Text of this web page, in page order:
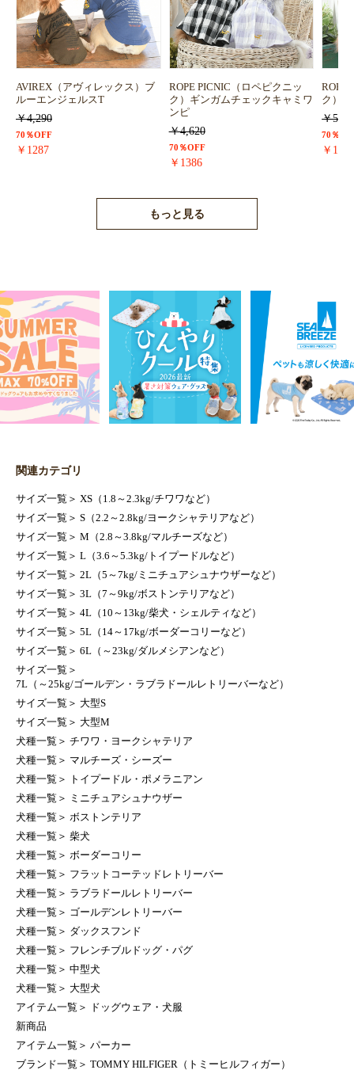
お買い物を続ける カートへ進む
AVIREX（アヴィレックス）ブ
ルーエンジェルスT
￥4,290
70％OFF
￥1287
ROPE PICNIC（ロペピクニッ
ク）ギンガムチェックキャミワ
ンピ
￥4,620
70％OFF
￥1386
ROPE
ク）
￥
70％
￥
もっと見る
関連カテゴリ
サイズ一覧 ＞ XS（1.8～2.3kg/チワワなど）
サイズ一覧 ＞ S（2.2～2.8kg/ヨークシャテリアなど）
サイズ一覧 ＞ M（2.8～3.8kg/マルチーズなど）
サイズ一覧 ＞ L（3.6～5.3kg/トイプードルなど）
サイズ一覧 ＞ 2L（5～7kg/ミニチュアシュナウザーなど）
サイズ一覧 ＞ 3L（7～9kg/ボストンテリアなど）
サイズ一覧 ＞ 4L（10～13kg/柴犬・シェルティなど）
サイズ一覧 ＞ 5L（14～17kg/ボーダーコリーなど）
サイズ一覧 ＞ 6L（～23kg/ダルメシアンなど）
サイズ一覧 ＞
7L（～25kg/ゴールデン・ラブラドールレトリーバーなど）
サイズ一覧 ＞ 大型S
サイズ一覧 ＞ 大型M
犬種一覧 ＞ チワワ・ヨークシャテリア
犬種一覧 ＞ マルチーズ・シーズー
犬種一覧 ＞
トイプードル・ポメラニアン
犬種一覧 ＞
ミニチュアシュナウザー
犬種一覧 ＞ ボストンテリア
犬種一覧 ＞ 柴犬
犬種一覧 ＞ ボーダーコリー
犬種一覧 ＞ フラットコーテッドレトリーバー
犬種一覧 ＞ ラブラドールレトリーバー
犬種一覧 ＞ ゴールデンレトリーバー
犬種一覧 ＞ ダックスフンド
犬種一覧 ＞ フレンチブルドッグ・パグ
犬種一覧 ＞ 中型犬
犬種一覧 ＞ 大型犬
アイテム一覧 ＞
ドッグウェア・犬服
新商品
アイテム一覧 ＞ パーカー
ブランド一覧 ＞ TOMMY HILFIGER（トミーヒルフィガー）